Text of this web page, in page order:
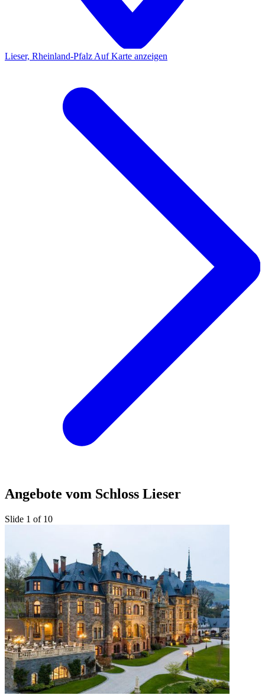
Lieser, Rheinland-Pfalz Auf Karte anzeigen
Angebote vom Schloss Lieser
Slide 1 of 10